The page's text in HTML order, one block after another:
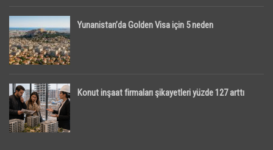
Yunanistan’da Golden Visa için 5 neden
Konut inşaat firmaları şikayetleri yüzde 127 arttı